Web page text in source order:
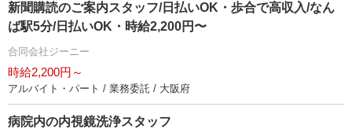
新聞購読のご案内スタッフ/日払いOK・歩合で高収入/なん
ば駅5分/日払いOK・時給2,200円〜
合同会社ジーニー
時給2,200円～
アルバイト・パート / 業務委託 / 大阪府
病院内の内視鏡洗浄スタッフ